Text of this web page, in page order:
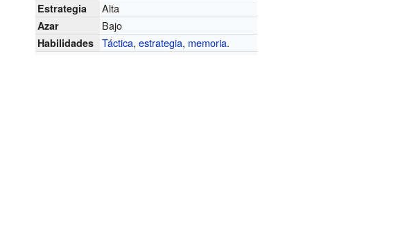
Estrategia Alta
Azar Bajo
Habilidades Táctica,estrategia, memoria.